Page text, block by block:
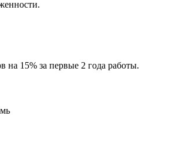
на 15% за первые 2 года работы.